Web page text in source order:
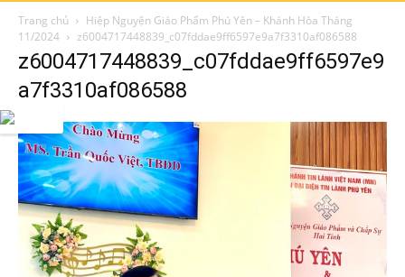
Trang chủ
Hiệp Nguyện Giáo Phẩm Phú Yên – Khánh Hòa Tháng
11/2024
z6004717448839_c07fddae9ff6597e9a7f3310af086588
z6004717448839_c07fddae9ff6597e9
a7f3310af086588